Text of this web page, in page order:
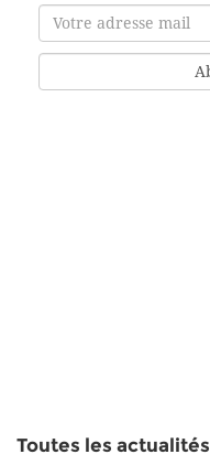
Toutes les actualités